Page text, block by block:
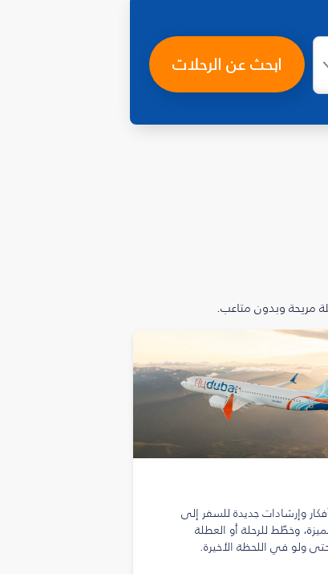
ابحث عن الرحلات
مريحة وبدون متاعب.
وإرشادات جديدة للسفر إلى
وخطّط للرحلة أو العطلة
حتى ولو في اللحظة الأخيرة.